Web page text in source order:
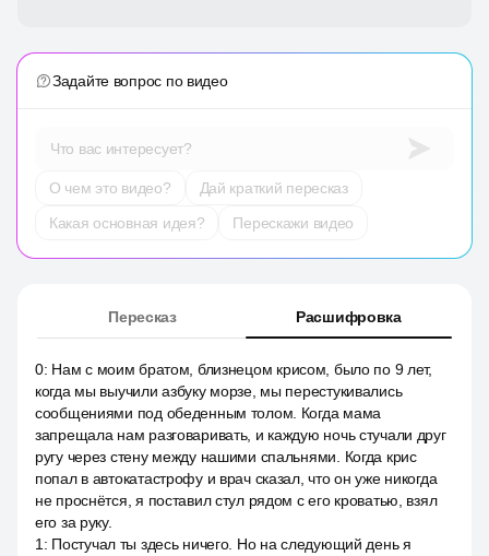
Задайте вопрос по видео
Что вас интересует?
О чем это видео?
Дай краткий пересказ
Какая основная идея?
Перескажи видео
Пересказ Расшифровка
0: Нам с моим братом, близнецом крисом, было по 9 лет,
когда мы выучили азбуку морзе, мы перестукивались
сообщениями под обеденным толом. Когда мама
запрещала нам разговаривать, и каждую ночь стучали друг
ругу через стену между нашими спальнями. Когда крис
попал в автокатастрофу и врач сказал, что он уже никогда
не проснётся, я поставил стул рядом с его кроватью, взял
его за руку.
1 : Постучал ты здесь ничего. Но на следующий день я